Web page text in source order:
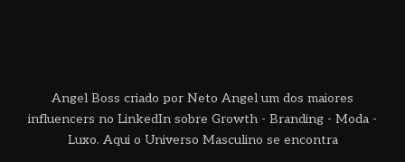
Angel Boss criado por Neto Angel um dos maiores
influencers no LinkedIn sobre Growth - Branding - Moda -
Luxo. Aqui o Universo Masculino se encontra